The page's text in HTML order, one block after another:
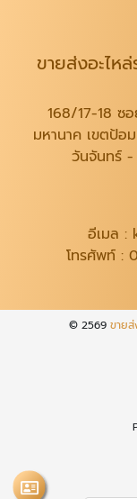
ขายส่งอะไ
168/17-18 ซ
มหานาค เขตป้อ
วันจันทร์ -
อีเมล :
โทรศัพท์ :
© 2569 ขาย